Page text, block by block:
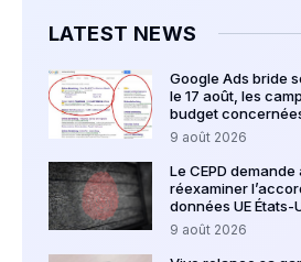
LATEST NEWS
Google Ads bride
le 17 août, les
budget
9 août 2026
Le CEPD
réexaminer
données UE États-
9 août 2026